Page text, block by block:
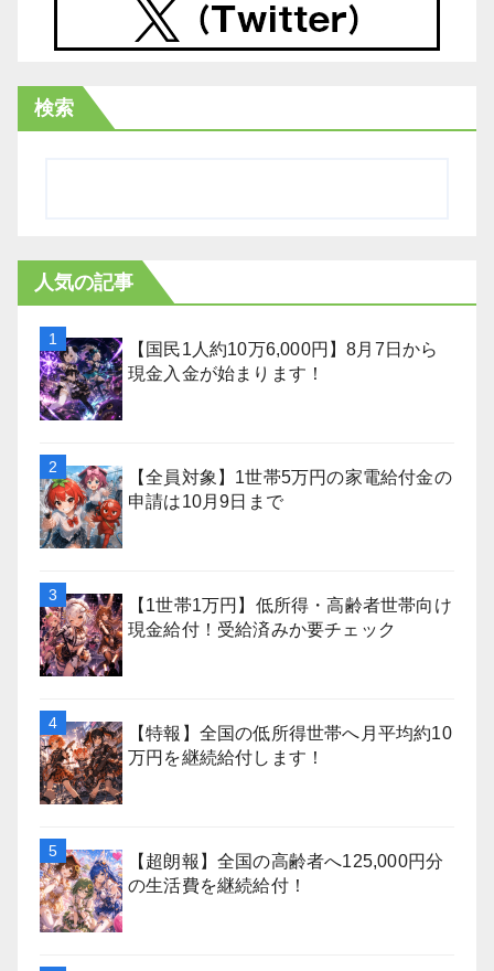
検索
人気の記事
【国民1人約10万6,000円】8月7日から
現金入金が始まります！
【全員対象】1世帯5万円の家電給付金の
申請は10月9日まで
【1世帯1万円】低所得・高齢者世帯向け
現金給付！受給済みか要チェック
【特報】全国の低所得世帯へ月平均約10
万円を継続給付します！
【超朗報】全国の高齢者へ125,000円分
の生活費を継続給付！